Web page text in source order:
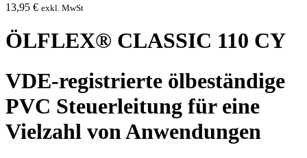
13,95 € exkl. MwSt
ÖLFLEX® CLASSIC 110 CY
VDE-registrierte ölbeständige
PVC Steuerleitung für eine
Vielzahl von Anwendungen